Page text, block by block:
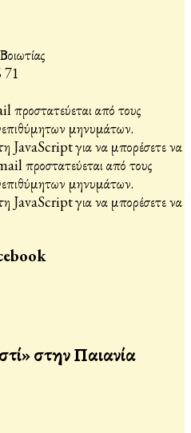
71
προστατεύεται από τους
μηνυμάτων.
JavaScript για να μπορέσετε να
προστατεύεται από τους
μηνυμάτων.
JavaScript για να μπορέσετε να
στην Παιανία